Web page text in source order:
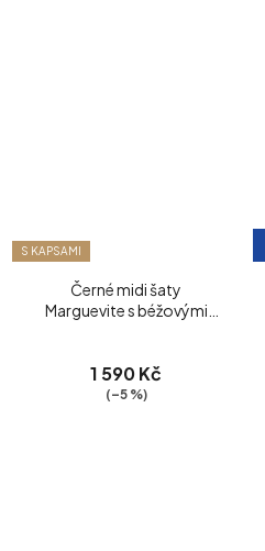
S KAPSAMI
Černé midi šaty
Marguevite s béžovými
1 590 Kč
(–5 %)